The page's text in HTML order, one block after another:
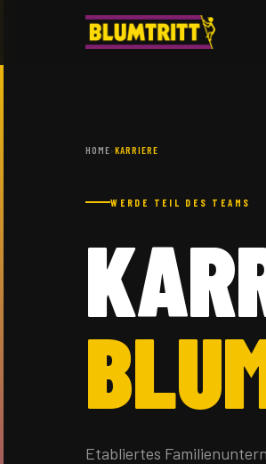
HOME› KARRIERE
WERDE TEIL DES TEAMS
Etabliertes